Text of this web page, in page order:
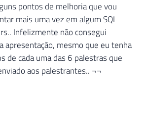
pontos de melhoria que vou
mais uma vez em algum SQL
Infelizmente não consegui
apresentação, mesmo que eu tenha
de cada uma das 6 palestras que
aos palestrantes.. ¬¬